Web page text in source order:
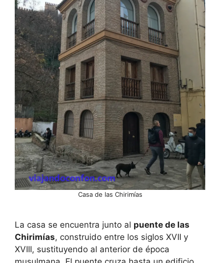
Casa de las Chirimías
La casa se encuentra junto al puente de las
Chirimías, construido entre los siglos XVII y
XVIII, sustituyendo al anterior de época